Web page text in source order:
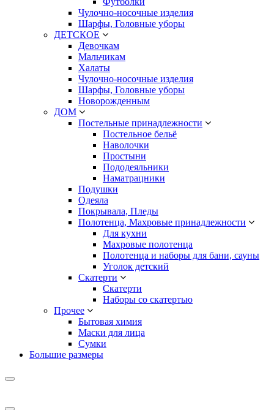
Чулочно-носочные изделия
Шарфы, Головные уборы
ДЕТСКОЕ
Девочкам
Мальчикам
Халаты
Чулочно-носочные изделия
Шарфы, Головные уборы
Новорожденным
ДОМ
Постельные принадлежности
Постельное бельё
Наволочки
Простыни
Пододеяльники
Наматрацники
Подушки
Одеяла
Покрывала, Пледы
Полотенца, Махровые принадлежности
Для кухни
Махровые полотенца
Полотенца и наборы для бани, сауны
Уголок детский
Скатерти
Скатерти
Наборы со скатертью
Прочее
Бытовая химия
Маски для лица
Сумки
Большие размеры